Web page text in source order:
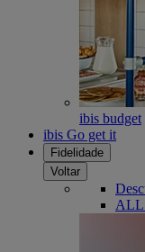
ibis budget
ibis Go get it
Fidelidade
Voltar
ALL